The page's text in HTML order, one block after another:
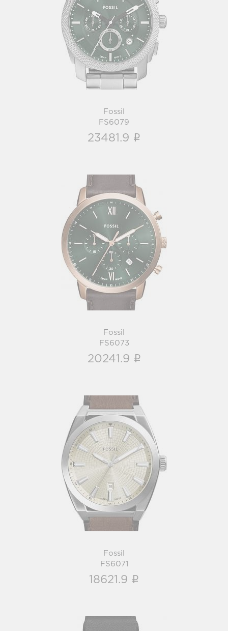
Fossil
FS6079
i
Fossil
FS6079
23481.9 i
Fossil
FS6073
i
Fossil
FS6073
20241.9 i
Fossil
FS6071
i
Fossil
FS6071
18621.9 i